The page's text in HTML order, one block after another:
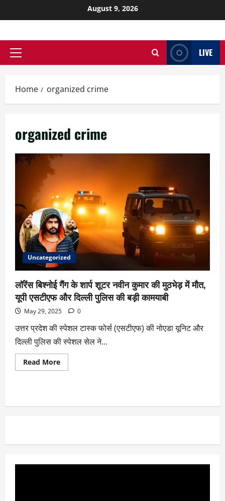
August 9, 2026
LIVE
Home organized crime
organized crime
Uncategorized
लॉरेंस बिश्नोई गैंग के शार्प शूटर नवीन कुमार की मुठभेड़ में मौत,
यूपी एसटीएफ और दिल्ली पुलिस की बड़ी कामयाबी
May 29, 2025 0
उत्तर प्रदेश की स्पेशल टास्क फोर्स (एसटीएफ) की नोएडा यूनिट और
दिल्ली पुलिस की स्पेशल सेल ने...
Read More